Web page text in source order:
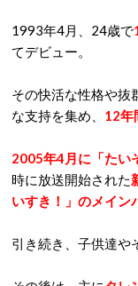
1993年4月、24歳で
てデビュー。
その快活な性格や抜
な支持を集め、 12年
2005年4月に「たい
時に放送開始された
いすき！」のメイン
引き続き、子供達や